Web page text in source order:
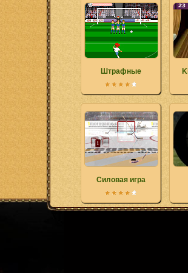
Штрафные
Силовая игра